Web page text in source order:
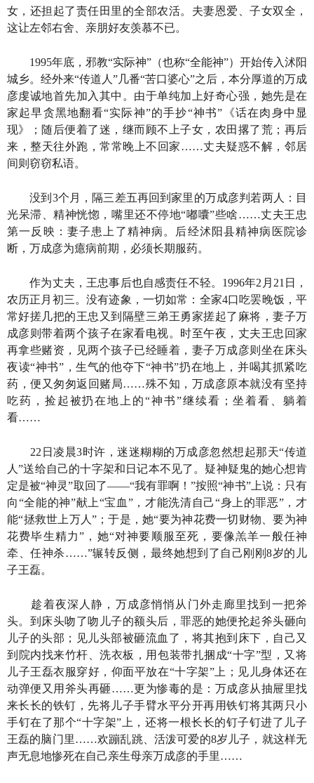
女，还担起了责任田里的全部农活。夫妻恩爱、子女双全，
这让左邻右舍、亲朋好友羡慕不已。
1995年底，邪教“实际神”（也称“全能神”）开始传入沭阳
城乡。经外来“传道人”几番“苦口婆心”之后，本分厚道的万成
彦虔诚地首先加入其中。由于单纯加上好奇心强，她先是在
家起早贪黑地翻看“实际神”的手抄“神书”《话在肉身中显
现》；随后便着了迷，继而顾不上子女，农田撂了荒；再后
来，整天往外跑，常常晚上不回家……丈夫疑惑不解，邻居
间则窃窃私语。
没到3个月，隔三差五再回到家里的万成彦判若两人：目
光呆滞、精神恍惚，嘴里还不停地“嘟囔”些啥……丈夫王忠
第一反映：妻子患上了精神病。后经沭阳县精神病医院诊
断，万成彦为癔病前期，必须长期服药。
作为丈夫，王忠事后也自感责任不轻。1996年2月21日，
农历正月初三。没有迹象，一切如常：全家4口吃罢晚饭，平
常好搓几把的王忠又到隔壁三弟王勇家搓起了麻将，妻子万
成彦则带着两个孩子在家看电视。时至午夜，丈夫王忠回家
再拿些赌资，见两个孩子已经睡着，妻子万成彦则坐在床头
夜读“神书”，生气的他夺下“神书”扔在地上，并喝其抓紧吃
药，便又匆匆返回赌局……殊不知，万成彦原本就没有坚持
吃药，捡起被扔在地上的“神书”继续看；坐着看、躺着
看……
22日凌晨3时许，迷迷糊糊的万成彦忽然想起那天“传道
人”送给自己的十字架和日记本不见了。疑神疑鬼的她心想肯
定是被“神灵”取回了——“我有罪啊！”按照“神书”上说：只有
向“全能的神”献上“宝血”，才能洗清自己“身上的罪恶”，才
能“拯救世上万人”；于是，她“要为神花费一切财物、要为神
花费毕生精力”，她“对神要顺服至死，要像羔羊一般任神
牵、任神杀……”辗转反侧，最终她想到了自己刚刚8岁的儿
子王磊。
趁着夜深人静，万成彦悄悄从门外走廊里找到一把斧
头。到床头吻了吻儿子的额头后，罪恶的她便抡起斧头砸向
儿子的头部；见儿头部被砸流血了，将其抱到床下，自己又
到院内找来竹杆、洗衣板，用包装带扎捆成“十字”型，又将
儿子王磊衣服穿好，仰面平放在“十字架”上；见儿身体还在
动弹便又用斧头再砸……更为惨毒的是：万成彦从抽屉里找
来长长的铁钉，先将儿子手臂水平分开再用铁钉将其两只小
手钉在了那个“十字架”上，还将一根长长的钉子钉进了儿子
王磊的脑门里……欢蹦乱跳、活泼可爱的8岁儿子，就这样无
声无息地惨死在自己亲生母亲万成彦的手里……